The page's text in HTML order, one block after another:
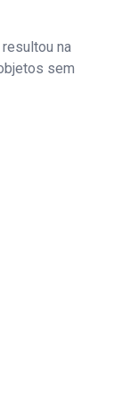
na
sem